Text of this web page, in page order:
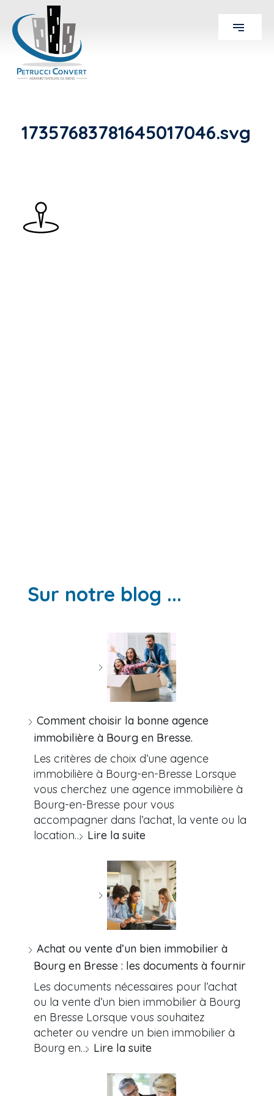
17357683781645017046.svg
Sur notre blog ...
Comment choisir la bonne agence
immobilière à Bourg en Bresse.
Les critères de choix d’une agence
immobilière à Bourg-en-Bresse Lorsque
vous cherchez une agence immobilière à
Bourg-en-Bresse pour vous
accompagner dans l’achat, la vente ou la
location… Lire la suite
Achat ou vente d’un bien immobilier à
Bourg en Bresse : les documents à fournir
Les documents nécessaires pour l’achat
ou la vente d’un bien immobilier à Bourg
en Bresse Lorsque vous souhaitez
acheter ou vendre un bien immobilier à
Bourg en… Lire la suite